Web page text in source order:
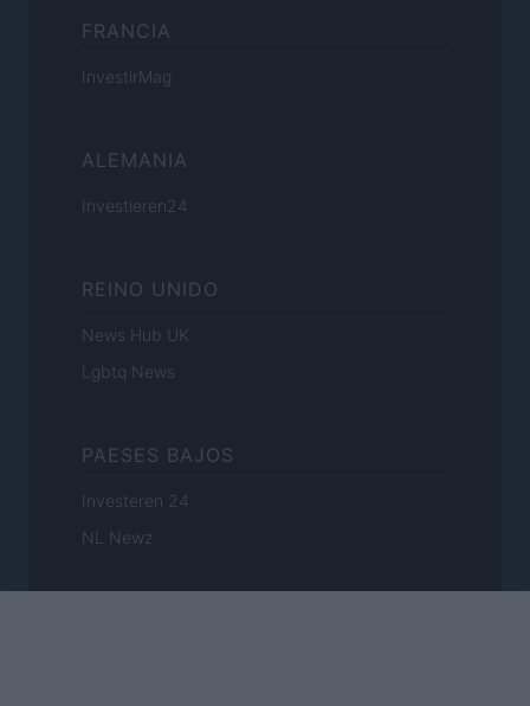
FRANCIA
InvestirMag
ALEMANIA
Investieren24
REINO UNIDO
News Hub UK
Lgbtq News
PAESES BAJOS
Investeren 24
NL Newz